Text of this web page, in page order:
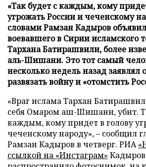
«Так будет с каждым, кому
угрожать России и чеченскому
словами Рамзан Кадыров
воевавшего в Сирии исламского
Тархана Батирашвили, более
аль-Шишани. Это тот самый
несколько недель назад заявлял
развязать войну и «отомстить
«Враг ислама Тархан
себя Омаром аш-Шишани, убит.
каждым, кому придет в голову
чеченскому народу», – сообщил
Рамзан Кадыров в четверг. РИА
ссылкой на «Инстаграм»